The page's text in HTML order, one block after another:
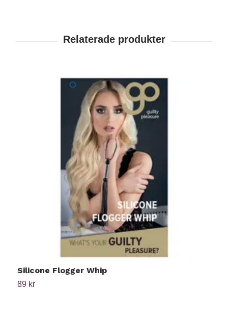
Silicone Flogger Whip
89 kr